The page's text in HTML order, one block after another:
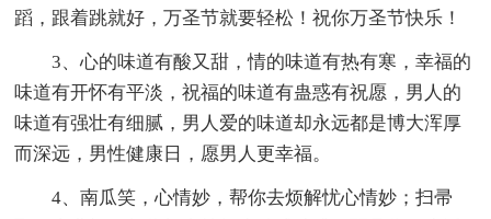
蹈，跟着跳就好，万圣节就要轻松！祝你万圣节快乐！
3、心的味道有酸又甜，情的味道有热有寒，幸福的
味道有开怀有平淡，祝福的味道有蛊惑有祝愿，男人的
味道有强壮有细腻，男人爱的味道却永远都是博大浑厚
而深远，男性健康日，愿男人更幸福。
4、南瓜笑，心情妙，帮你去烦解忧心情妙；扫帚